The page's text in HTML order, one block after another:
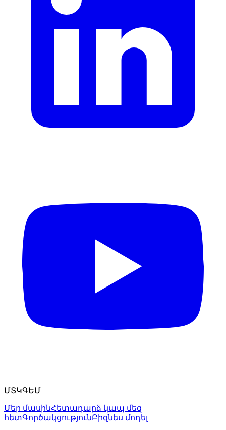
ՄՏԿԳԵՄ
Մեր մասինՀետադարձ կապ մեզ
հետԳործակցությունԲիզնես մոդել